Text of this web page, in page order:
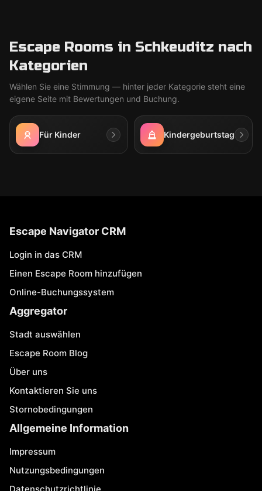
Escape Rooms in Schkeuditz nach
Kategorien
Wählen Sie eine Stimmung — hinter jeder Kategorie steht eine
eigene Seite mit Bewertungen und Buchung.
Für Kinder Kindergeburtstag
Escape Navigator CRM
Login in das CRM
Einen Escape Room hinzufügen
Online-Buchungssystem
Aggregator
Stadt auswählen
Escape Room Blog
Über uns
Kontaktieren Sie uns
Stornobedingungen
Allgemeine Information
Impressum
Nutzungsbedingungen